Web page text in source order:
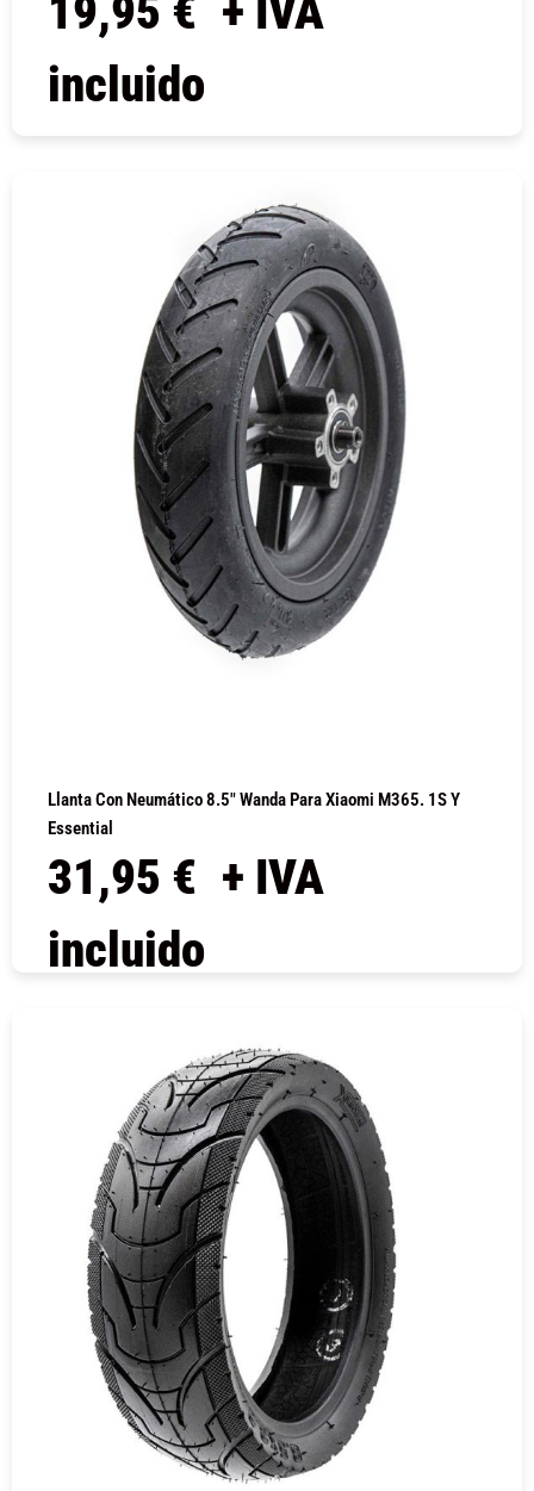
19,95 € + IVA
incluido
Llanta Con Neumático 8.5″ Wanda Para Xiaomi M365. 1S Y
Essential
31,95 € + IVA
incluido